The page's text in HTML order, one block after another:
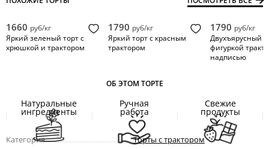
1660 руб/кг
Яркий зеленый торт с
хрюшкой и трактором
1790 руб/кг
Яркий торт с красным
трактором
1790 руб/кг
Двухъярусный
фигуркой
надписью
ОБ ЭТОМ ТОРТЕ
Натуральные
ингредиенты
Ручная
работа
Свежие
продукты
Категория.................................................Торты с трактором